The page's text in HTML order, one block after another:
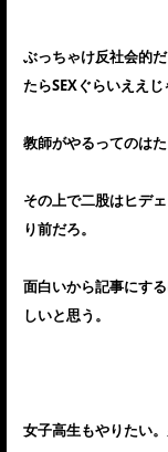
ぶっちゃけ反社会的
たらSEXぐらいええじ
教師がやるってのは
その上で二股はヒデ
り前だろ。
面白いから記事にす
しいと思う。
女子高生もやりたい